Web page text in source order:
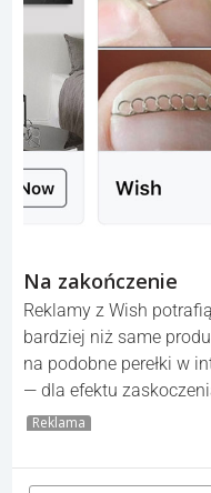
Na zakończenie
Reklamy z Wish
bardziej niż same
na podobne perełki w
— dla efektu
Reklama